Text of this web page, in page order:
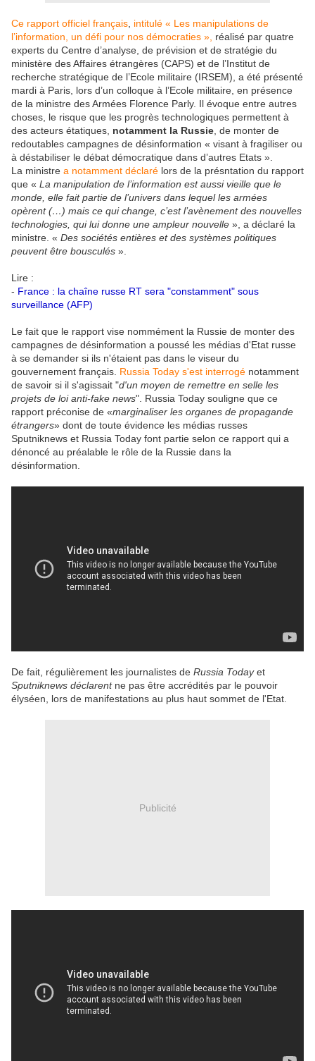
Ce rapport officiel français intitulé « Les manipulations de
l’information, un défi pour nos démocraties », réalisé par quatre
experts du Centre d’analyse, de prévision et de stratégie du
ministère des Affaires étrangères (CAPS) et de l’Institut de
recherche stratégique de l’Ecole militaire (IRSEM), a été présenté
mardi à Paris, lors d’un colloque à l’Ecole militaire, en présence
de la ministre des Armées Florence Parly. Il évoque entre autres
choses, le risque que les progrès technologiques permettent à
des acteurs étatiques, notamment la Russie , de monter de
redoutables campagnes de désinformation « visant à fragiliser ou
à déstabiliser le débat démocratique dans d’autres Etats ».
La ministre a notamment déclaré lors de la présntation du rapport
que « La manipulation de l’information est aussi vieille que le
monde, elle fait partie de l’univers dans lequel les armées
opèrent (…) mais ce qui change, c’est l’avènement des nouvelles
technologies, qui lui donne une ampleur nouvelle », a déclaré la
ministre. « Des sociétés entières et des systèmes politiques
peuvent être bousculés ».
Lire :
- France : la chaîne russe RT sera "constamment" sous
surveillance (AFP)
Le fait que le rapport vise nommément la Russie de monter des
campagnes de désinformation a poussé les médias d'Etat russe
à se demander si ils n'étaient pas dans le viseur du
gouvernement français. Russia Today s'est interrogé notamment
de savoir si il s'agissait "d'un moyen de remettre en selle les
projets de loi anti-fake news". Russia Today souligne que ce
rapport préconise de «marginaliser les organes de propagande
étrangers» dont de toute évidence les médias russes
Sputniknews et Russia Today font partie selon ce rapport qui a
dénoncé au préalable le rôle de la Russie dans la
désinformation.
De fait, régulièrement les journalistes de Russia Todayet
Sputniknews déclarent ne pas être accrédités par le pouvoir
élyséen, lors de manifestations au plus haut sommet de l'Etat.
Publicité